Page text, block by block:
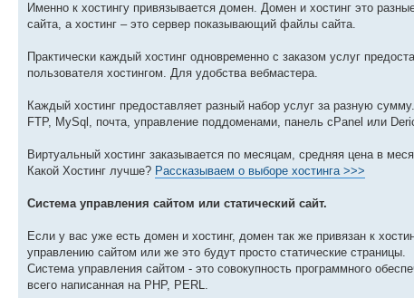
Именно к хостингу привязывается домен. Домен и хостинг это
сайта, а хостинг – это сервер показывающий файлы сайта.
Практически каждый хостинг одновременно с заказом услуг
пользователя хостингом. Для удобства вебмастера.
Каждый хостинг предоставляет разный набор услуг за разную
FTP, MySql, почта, управление поддоменами, панель cPanel или
Виртуальный хостинг заказывается по месяцам, средняя цена в
Какой Хостинг лучше? Рассказываем о выборе хостинга >>>
Система управления сайтом или статический сайт.
Если у вас уже есть домен и хостинг, домен так же привязан к
управлению сайтом или же это будут просто статические страницы.
Система управления сайтом - это совокупность программного
всего написанная на PHP, PERL.